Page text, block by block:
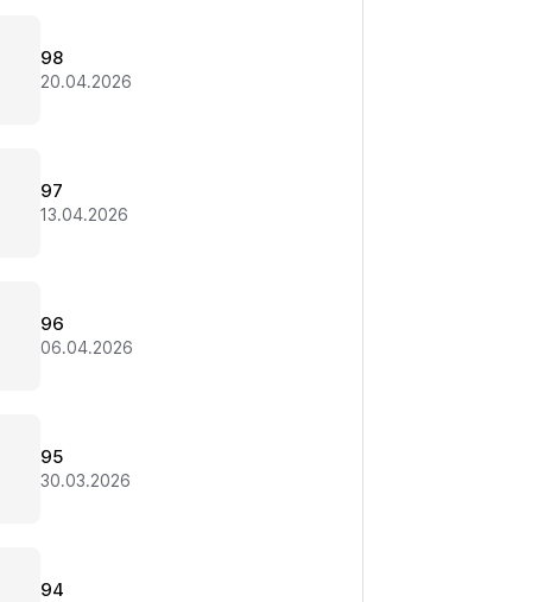
98
20.04.2026
97
13.04.2026
96
06.04.2026
95
30.03.2026
94